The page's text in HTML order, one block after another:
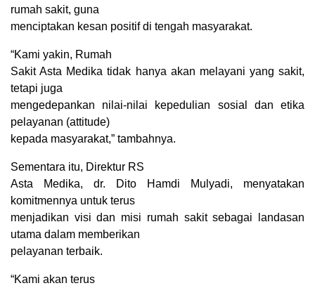
rumah sakit, guna
menciptakan kesan positif di tengah masyarakat.
“Kami yakin, Rumah
Sakit Asta Medika tidak hanya akan melayani yang sakit,
tetapi juga
mengedepankan nilai-nilai kepedulian sosial dan etika
pelayanan (attitude)
kepada masyarakat,” tambahnya.
Sementara itu, Direktur RS
Asta Medika, dr. Dito Hamdi Mulyadi, menyatakan
komitmennya untuk terus
menjadikan visi dan misi rumah sakit sebagai landasan
utama dalam memberikan
pelayanan terbaik.
“Kami akan terus